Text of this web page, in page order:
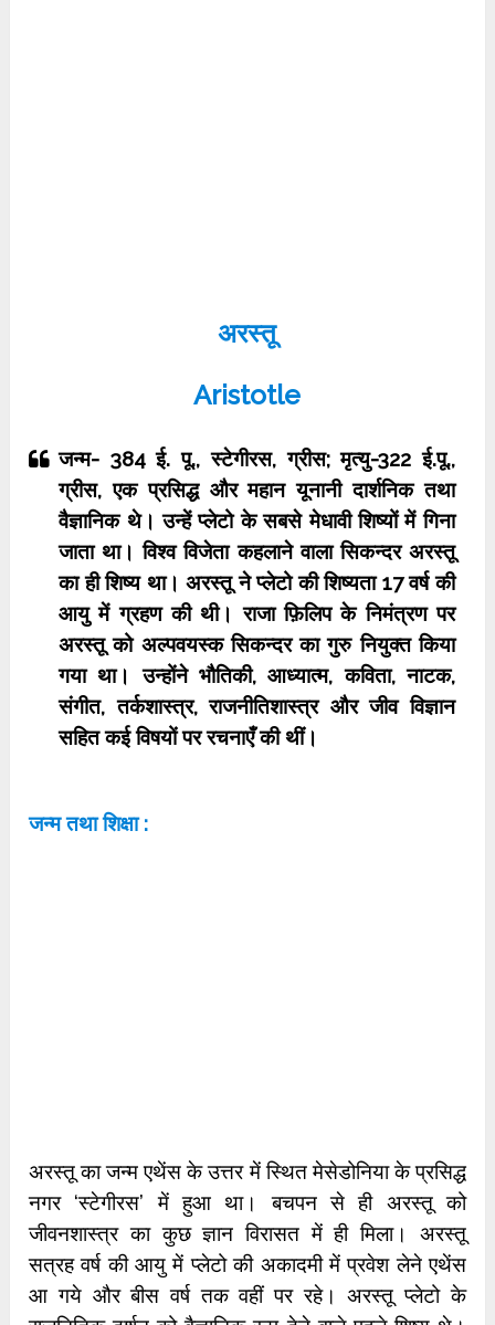
अरस्तू
Aristotle
जन्म- 384 ई. पू., स्टेगीरस, ग्रीस; मृत्यु-322 ई.पू.,
ग्रीस, एक प्रसिद्ध और महान यूनानी दार्शनिक तथा
वैज्ञानिक थे। उन्हें प्लेटो के सबसे मेधावी शिष्यों में गिना
जाता था। विश्व विजेता कहलाने वाला सिकन्दर अरस्तू
का ही शिष्य था। अरस्तू ने प्लेटो की शिष्यता 17 वर्ष की
आयु में ग्रहण की थी। राजा फ़िलिप के निमंत्रण पर
अरस्तू को अल्पवयस्क सिकन्दर का गुरु नियुक्त किया
गया था। उन्होंने भौतिकी, आध्यात्म, कविता, नाटक,
संगीत, तर्कशास्त्र, राजनीतिशास्त्र और जीव विज्ञान
सहित कई विषयों पर रचनाएँ की थीं।
जन्म तथा शिक्षा :
अरस्तू का जन्म एथेंस के उत्तर में स्थित मेसेडोनिया के प्रसिद्ध
नगर ‘स्टेगीरस’ में हुआ था। बचपन से ही अरस्तू को
जीवनशास्त्र का कुछ ज्ञान विरासत में ही मिला। अरस्तू
सत्रह वर्ष की आयु में प्लेटो की अकादमी में प्रवेश लेने एथेंस
आ गये और बीस वर्ष तक वहीं पर रहे। अरस्तू प्लेटो के